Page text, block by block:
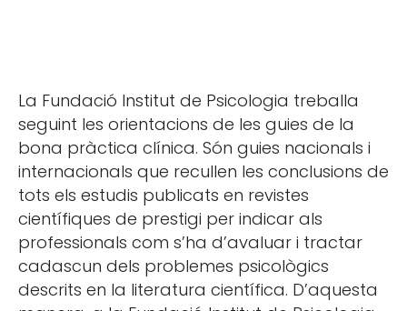
La Fundació Institut de Psicologia treballa
seguint les orientacions de les guies de la
bona pràctica clínica. Són guies nacionals i
internacionals que recullen les conclusions de
tots els estudis publicats en revistes
científiques de prestigi per indicar als
professionals com s’ha d’avaluar i tractar
cadascun dels problemes psicològics
descrits en la literatura científica. D’aquesta